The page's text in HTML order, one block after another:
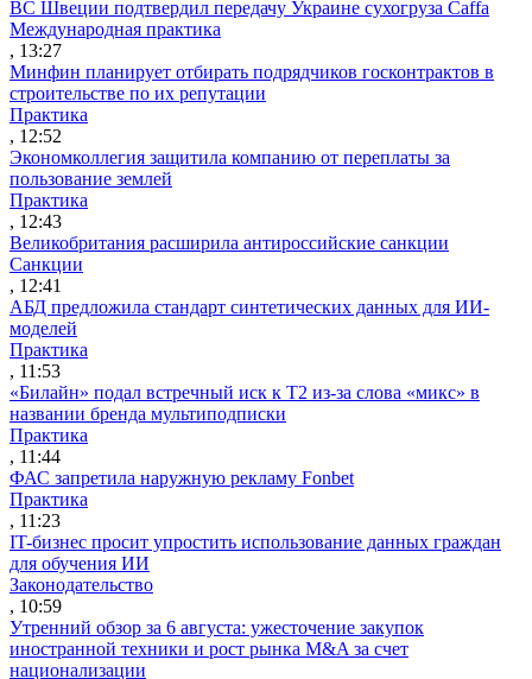
ВС Швеции подтвердил передачу Украине сухогруза Caffa
Международная практика
, 13:27
Минфин планирует отбирать подрядчиков госконтрактов в
строительстве по их репутации
Практика
, 12:52
Экономколлегия защитила компанию от переплаты за
пользование землей
Практика
, 12:43
Великобритания расширила антироссийские санкции
Санкции
, 12:41
АБД предложила стандарт синтетических данных для ИИ-
моделей
Практика
, 11:53
«Билайн» подал встречный иск к Т2 из-за слова «микс» в
названии бренда мультиподписки
Практика
, 11:44
ФАС запретила наружную рекламу Fonbet
Практика
, 11:23
IT-бизнес просит упростить использование данных граждан
для обучения ИИ
Законодательство
, 10:59
Утренний обзор за 6 августа: ужесточение закупок
иностранной техники и рост рынка M&A за счет
национализации